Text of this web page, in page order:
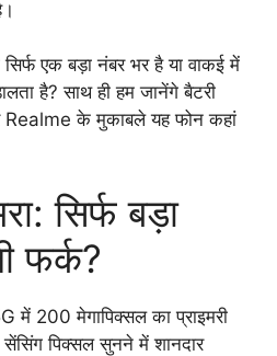
एक बड़ा नंबर भर है या वाकई में
है? साथ ही हम जानेंगे बैटरी
Realme के मुकाबले यह फोन कहां
सिर्फ बड़ा
फर्क?
200 मेगापिक्सल का प्राइमरी
सेंसिंग पिक्सल सुनने में शानदार